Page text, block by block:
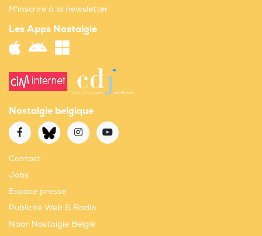
M'inscrire à la newsletter
Les Apps Nostalgie
Nostalgie belgique
Contact
Jobs
Espace presse
Publicité Web & Radio
Naar Nostalgie België